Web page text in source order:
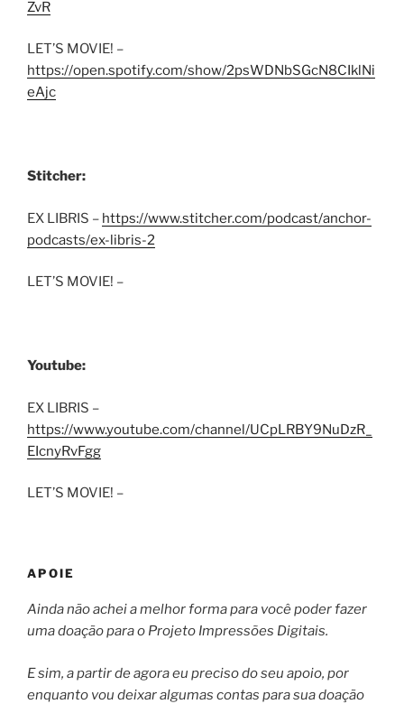
ZvR
LET’S MOVIE! –
https://open.spotify.com/show/2psWDNbSGcN8CIklNi
eAjc
Stitcher:
EX LIBRIS – https://www.stitcher.com/podcast/anchor-
podcasts/ex-libris-2
LET’S MOVIE! –
Youtube:
EX LIBRIS –
https://www.youtube.com/channel/UCpLRBY9NuDzR_
EIcnyRvFgg
LET’S MOVIE! –
APOIE
Ainda não achei a melhor forma para você poder fazer
uma doação para o Projeto Impressões Digitais.
E sim, a partir de agora eu preciso do seu apoio, por
enquanto vou deixar algumas contas para sua doação